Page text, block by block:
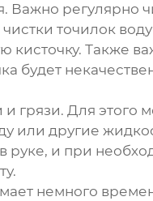
регулярно
точилок
кисточку. Также
будет
грязи. Для этого
или другие
руке, и при
немного